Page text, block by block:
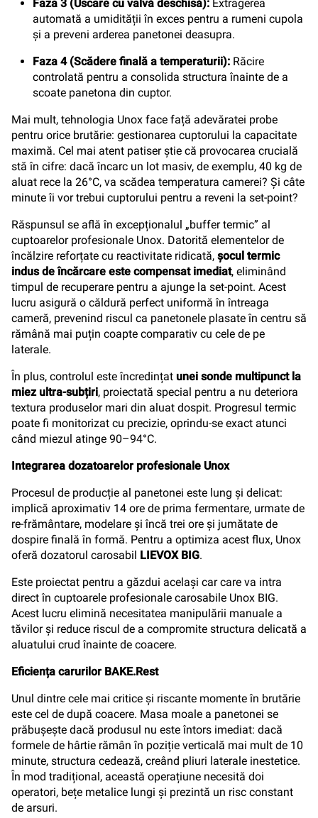
Faza 3 (Uscare cu valvă deschisă): Extragerea
automată a umidității în exces pentru a rumeni cupola
și a preveni arderea panetonei deasupra.
Faza 4 (Scădere finală a temperaturii): Răcire
controlată pentru a consolida structura înainte de a
scoate panetona din cuptor.
Mai mult, tehnologia Unox face față adevăratei probe
pentru orice brutărie: gestionarea cuptorului la capacitate
maximă. Cel mai atent patiser știe că provocarea crucială
stă în cifre: dacă încarc un lot masiv, de exemplu, 40 kg de
aluat rece la 26°C, va scădea temperatura camerei? Și câte
minute îi vor trebui cuptorului pentru a reveni la set-point?
Răspunsul se află în excepționalul „buffer termic” al
cuptoarelor profesionale Unox. Datorită elementelor de
încălzire reforțate cu reactivitate ridicată, șocul termic
indus de încărcare este compensat imediat, eliminând
timpul de recuperare pentru a ajunge la set-point. Acest
lucru asigură o căldură perfect uniformă în întreaga
cameră, prevenind riscul ca panetonele plasate în centru să
rămână mai puțin coapte comparativ cu cele de pe
laterale.
În plus, controlul este încredințat unei sonde multipunct la
miez ultra-subțiri, proiectată special pentru a nu deteriora
textura produselor mari din aluat dospit. Progresul termic
poate fi monitorizat cu precizie, oprindu-se exact atunci
când miezul atinge 90–94°C.
Integrarea dozatoarelor profesionale Unox
Procesul de producție al panetonei este lung și delicat:
implică aproximativ 14 ore de prima fermentare, urmate de
re-frământare, modelare și încă trei ore și jumătate de
dospire finală în formă. Pentru a optimiza acest flux, Unox
oferă dozatorul carosabil LIEVOX BIG.
Este proiectat pentru a găzdui același car care va intra
direct în cuptoarele profesionale carosabile Unox BIG.
Acest lucru elimină necesitatea manipulării manuale a
tăvilor și reduce riscul de a compromite structura delicată a
aluatului crud înainte de coacere.
Eficiența carurilor BAKE.Rest
Unul dintre cele mai critice și riscante momente în brutărie
este cel de după coacere. Masa moale a panetonei se
prăbușește dacă produsul nu este întors imediat: dacă
formele de hârtie rămân în poziție verticală mai mult de 10
minute, structura cedează, creând pliuri laterale inestetice.
În mod tradițional, această operațiune necesită doi
operatori, bețe metalice lungi și prezintă un risc constant
de arsuri.